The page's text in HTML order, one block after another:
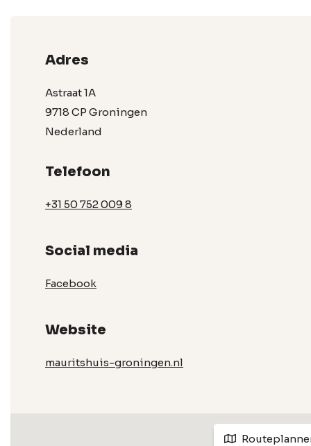
Adres
Astraat 1A
9718 CP Groningen
Nederland
Telefoon
+31 50 752 009 8
Social media
Facebook
Website
mauritshuis-groningen.nl